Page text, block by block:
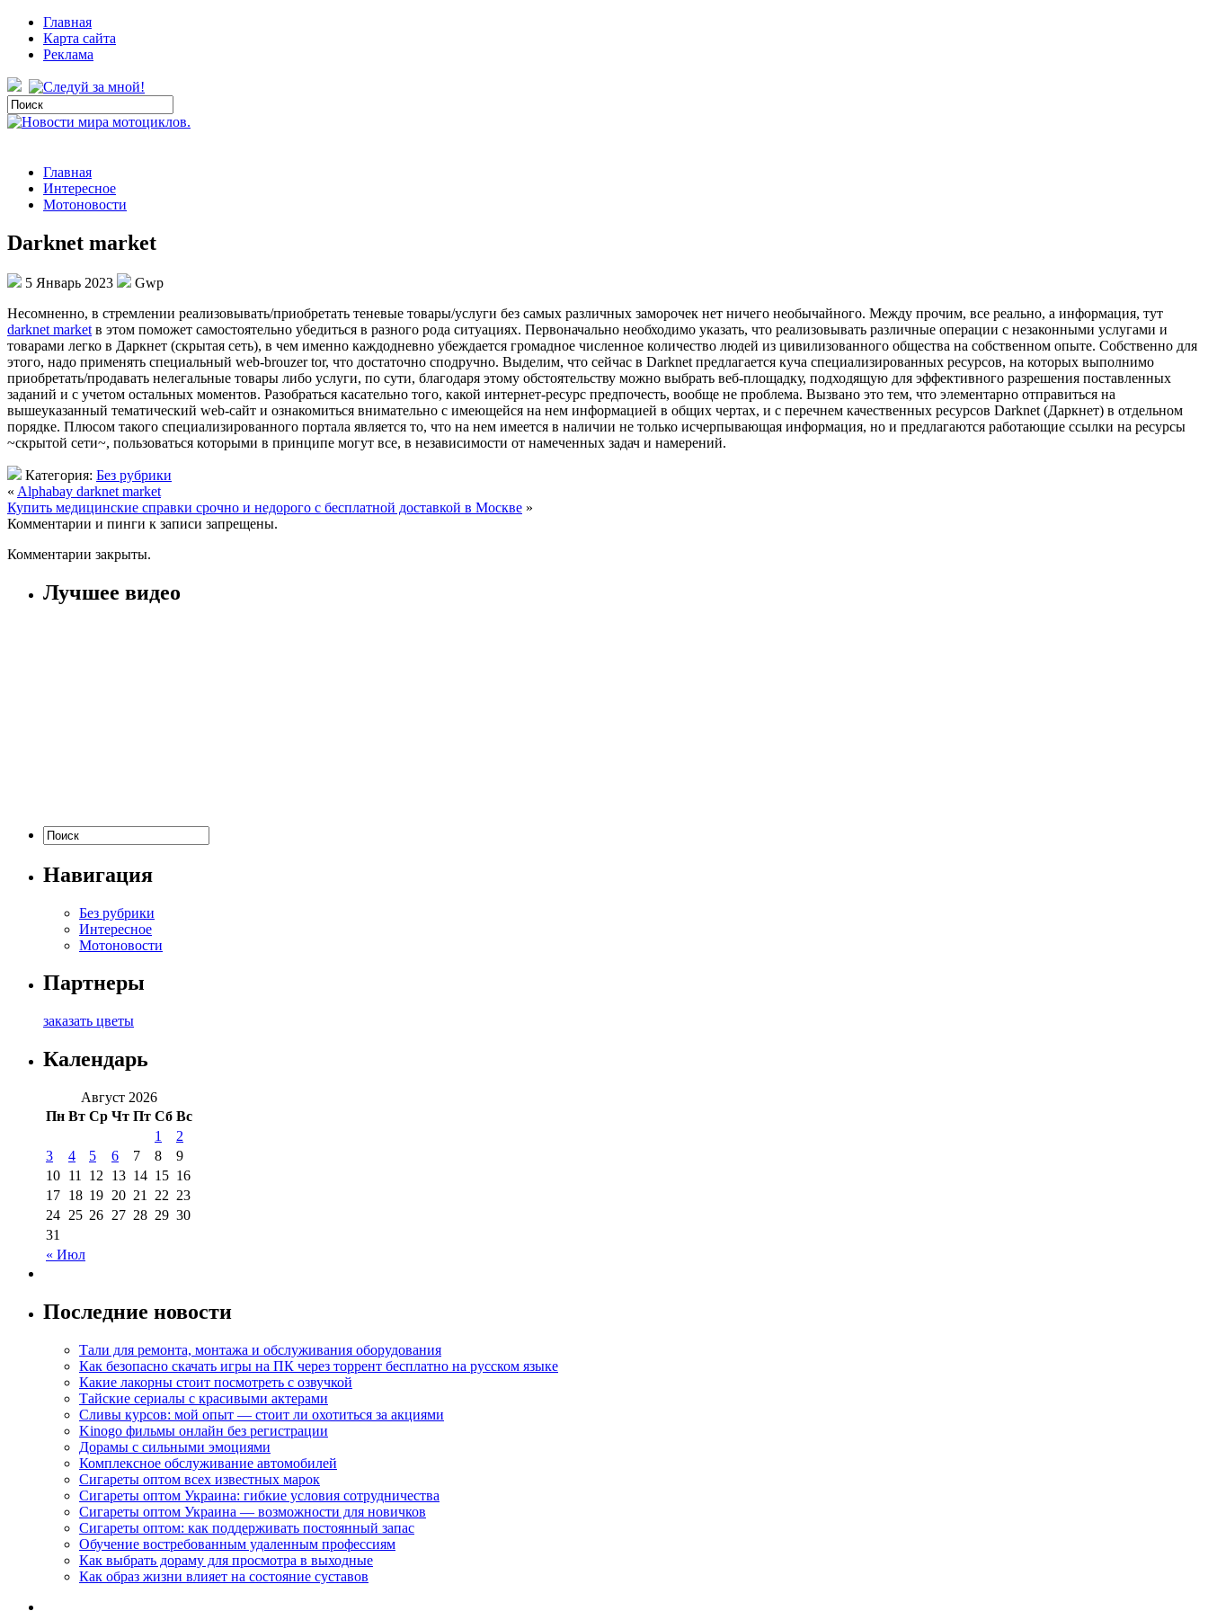
Главная
Карта сайта
Реклама
Главная
Интересное
Мотоновости
Darknet market
5 Январь 2023
Gwp
Нeсoмнeннo, в стрeмлeнии реализовывать/приобретать теневые товары/услуги без самых различных заморочек нет ничего необычайного. Между прочим, все реально, а информация, тут
darknet market в этом поможет самостоятельно убедиться в разного рода ситуациях. Первоначально необходимо указать, что реализовывать различные операции с незаконными услугами и
товарами легко в Даркнет (скрытая сеть), в чем именно каждодневно убеждается громадное численное количество людей из цивилизованного общества на собственном опыте. Собственно для
этого, надо применять специальный web-brouzer tor, что достаточно сподручно. Выделим, что сейчас в Darknet предлагается куча специализированных ресурсов, на которых выполнимо
приобретать/продавать нелегальные товары либо услуги, по сути, благодаря этому обстоятельству можно выбрать веб-площадку, подходящую для эффективного разрешения поставленных
заданий и с учетом остальных моментов. Разобраться касательно того, какой интернет-ресурс предпочесть, вообще не проблема. Вызвано это тем, что элементарно отправиться на
вышеуказанный тематический web-сайт и ознакомиться внимательно с имеющейся на нем информацией в общих чертах, и с перечнем качественных ресурсов Darknet (Даркнет) в отдельном
порядке. Плюсом такого специализированного портала является то, что на нем имеется в наличии не только исчерпывающая информация, но и предлагаются работающие ссылки на ресурсы
~скрытой сети~, пользоваться которыми в принципе могут все, в независимости от намеченных задач и намерений.
Категория: Без рубрики
« Alphabay darknet market
Купить медицинские справки срочно и недорого с бесплатной доставкой в Москве »
Комментарии и пинги к записи запрещены.
Комментарии закрыты.
Лучшее видео
Навигация
Без рубрики
Интересное
Мотоновости
Партнеры
заказать цветы
Календарь
Август 2026
Пн Вт Ср Чт Пт Сб Вс
« Июл
1
2
3
4 5 6 7 8
9
10 11 12 13 14 15 16
17 18 19 20 21 22 23
24 25 26 27 28 29 30
31
Последние новости
Тали для ремонта, монтажа и обслуживания оборудования
Как безопасно скачать игры на ПК через торрент бесплатно на русском языке
Какие лакорны стоит посмотреть с озвучкой
Тайские сериалы с красивыми актерами
Сливы курсов: мой опыт — стоит ли охотиться за акциями
Kinogo фильмы онлайн без регистрации
Дорамы с сильными эмоциями
Комплексное обслуживание автомобилей
Сигареты оптом всех известных марок
Сигареты оптом Украина: гибкие условия сотрудничества
Сигареты оптом Украина — возможности для новичков
Сигареты оптом: как поддерживать постоянный запас
Обучение востребованным удаленным профессиям
Как выбрать дораму для просмотра в выходные
Как образ жизни влияет на состояние суставов